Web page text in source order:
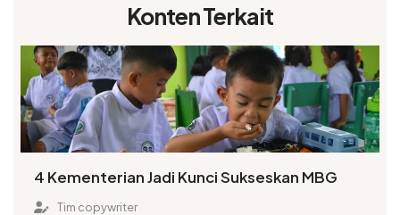
Konten Terkait
4 Kementerian Jadi Kunci Sukseskan MBG
Tim copywriter